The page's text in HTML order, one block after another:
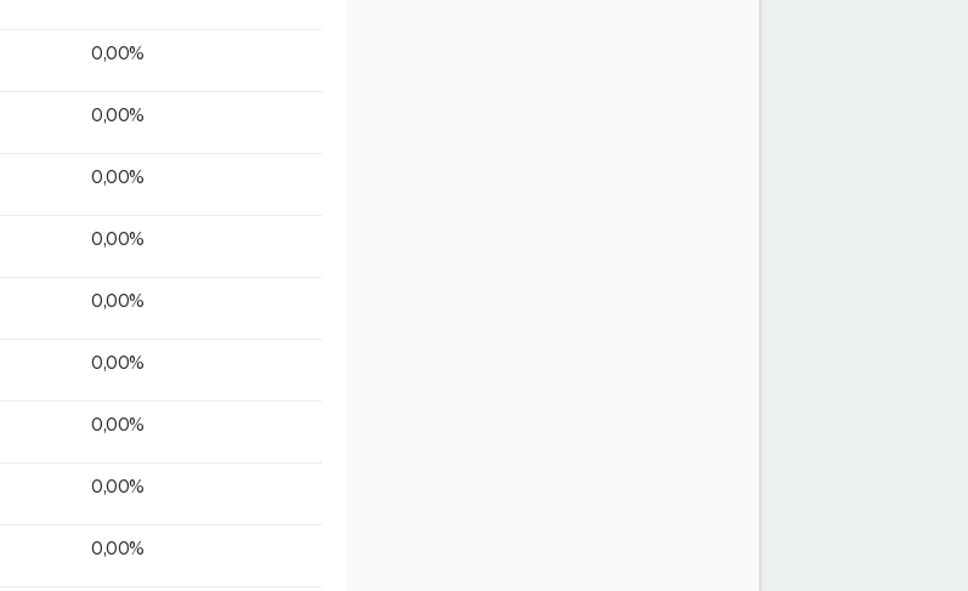
0,00%
0,00%
0,00%
0,00%
0,00%
0,00%
0,00%
0,00%
0,00%